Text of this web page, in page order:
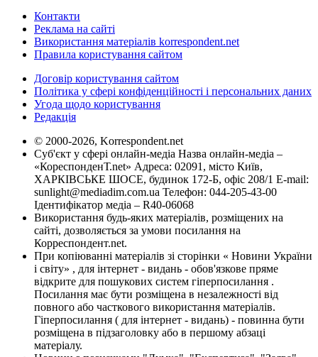
Контакти
Реклама на сайті
Використання матеріалів korrespondent.net
Правила користування сайтом
Договір користування сайтом
Політика у сфері конфіденційності і персональних даних
Угода щодо користування
Редакція
© 2000-2026, Korrespondent.net
Суб'єкт у сфері онлайн-медіа Назва онлайн-медіа –
«КореспонденТ.net» Адреса: 02091, місто Київ,
ХАРКІВСЬКЕ ШОСЕ, будинок 172-Б, офіс 208/1 E-mail:
sunlight@mediadim.com.ua Телефон: 044-205-43-00
Ідентифікатор медіа – R40-06068
Використання будь-яких матеріалів, розміщених на
сайті, дозволяється за умови посилання на
Корреспондент.net.
При копіюванні матеріалів зі сторінки « Новини України
і світу» , для інтернет - видань - обов'язкове пряме
відкрите для пошукових систем гіперпосилання .
Посилання має бути розміщена в незалежності від
повного або часткового використання матеріалів.
Гіперпосилання ( для інтернет - видань) - повинна бути
розміщена в підзаголовку або в першому абзаці
матеріалу.